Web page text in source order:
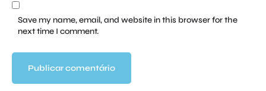
Save my name, email, and website in this browser for the
next time I comment.